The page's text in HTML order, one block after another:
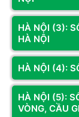
không lâu.
Intel hiện đã
lý thuyết, một
mộttileriêng
cậnmulti-layer
là giải pháp hiệu
Được biết, Intel
HÀ NỘI (3):
HÀ NỘI
HÀ NỘI (4):
HÀ NỘI (5):
VÒNG, CẦU